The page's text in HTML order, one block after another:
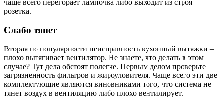
чаще всего перегорает лампочка либо выходит из строя
розетка.
Слабо тянет
Вторая по популярности неисправность кухонный вытяжки –
плохо вытягивает вентилятор. Не знаете, что делать в этом
случае? Тут дела обстоят полегче. Первым делом проверьте
загрязненность фильтров и жироуловителя. Чаще всего эти две
комплектующие являются виновниками того, что система не
тянет воздух в вентиляцию либо плохо вентилирует.